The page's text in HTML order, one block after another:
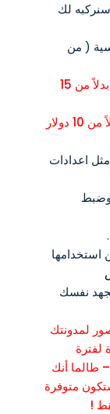
لك
( من
( بدلاً من 15
( بدلاً من 10 دولار
اعدادات
وضبط
استخدامها
حتى لا تجهد نفسك
لفترة
طالما أنك
متوفرة
!